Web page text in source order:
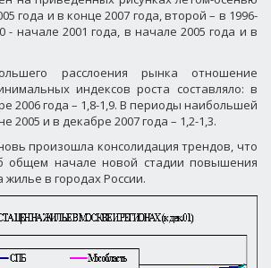
года и в конце 2007 года, второй – в 1996-
- начале 2001 года, в начале 2005 года и в
расслоения рынка отношение
индексов роста составляло: в
2006 года – 1,8-1,9. В периоды наибольшей
2005 и в декабре 2007 года – 1,2-1,3.
произошла консолидация трендов, что
общем начале новой стадии повышения
в городах России.